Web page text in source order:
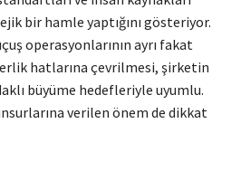
bir hamle yaptığını gösteriyor.
operasyonlarının ayrı fakat
hatlarına çevrilmesi, şirketin
büyüme hedefleriyle uyumlu.
verilen önem de dikkat